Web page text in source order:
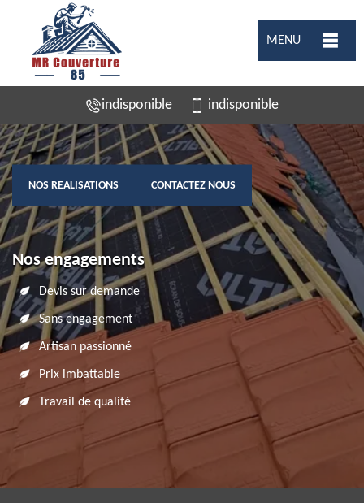
MENU
indisponible indisponible
NOS REALISATIONS CONTACTEZ NOUS
Nos engagements
Devis sur demande
Sans engagement
Artisan passionné
Prix imbattable
Travail de qualité